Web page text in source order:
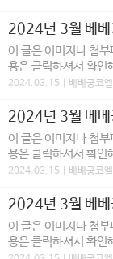
이 글은 이미지나 첨
용은 클릭하셔서 확인
2024.03.15 | 베베궁코
2024년 3월 베베
이 글은 이미지나 첨
용은 클릭하셔서 확인
2024.03.15 | 베베궁코
2024년 3월 베베
이 글은 이미지나 첨
용은 클릭하셔서 확인